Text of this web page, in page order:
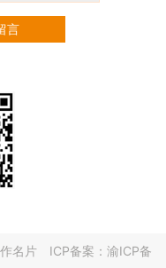
言
名片 ICP备案：渝ICP备